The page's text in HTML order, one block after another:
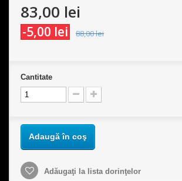
83,00 lei
-5,00 lei 88,00 lei
Cantitate
Adaugă în coş
Adăugaţi la lista dorinţelor